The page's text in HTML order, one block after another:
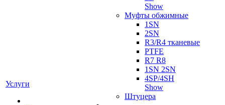
Услуги
Show
Муфты обжимные
1SN
2SN
R3/R4 тканевые
PTFE
R7 R8
1SN 2SN
4SP/4SH
Show
Штуцера